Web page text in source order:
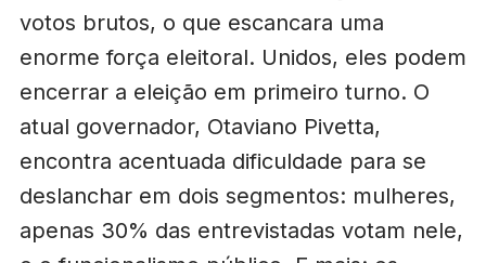
votos brutos, o que escancara uma
enorme força eleitoral. Unidos, eles podem
encerrar a eleição em primeiro turno. O
atual governador, Otaviano Pivetta,
encontra acentuada dificuldade para se
deslanchar em dois segmentos: mulheres,
apenas 30% das entrevistadas votam nele,